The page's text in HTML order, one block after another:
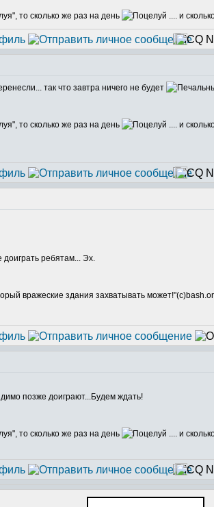
то сколько же раз на день
.... и
так что завтра ничего не будет
то сколько же раз на день
.... и
ребятам... Эх.
вражеские здания захватывать
позже доиграют...Будем ждать!
то сколько же раз на день
.... и